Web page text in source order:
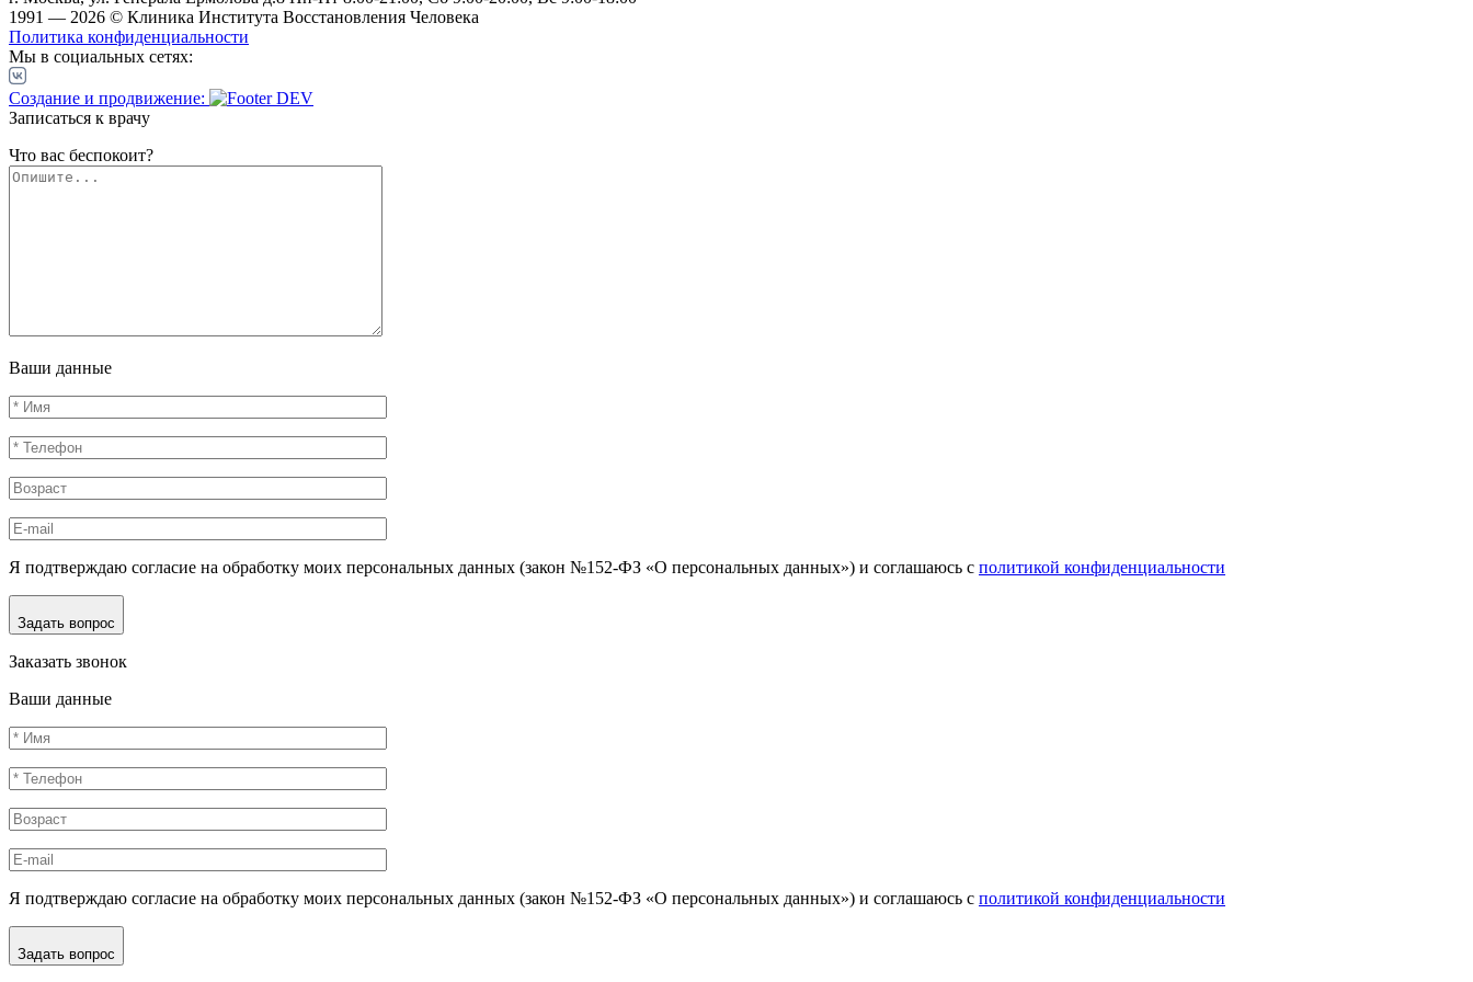
1991 — 2026 © Клиника Института Восстановления Человека
Политика конфиденциальности
Мы в социальных сетях:
Создание и продвижение:
Записаться к врачу
Что вас беспокоит?
Ваши данные
Я подтверждаю согласие на обработку моих персональных данных (закон №152-ФЗ «О персональных данных») и соглашаюсь с политикой конфиденциальности
Задать вопрос
Заказать звонок
Ваши данные
Я подтверждаю согласие на обработку моих персональных данных (закон №152-ФЗ «О персональных данных») и соглашаюсь с политикой конфиденциальности
Задать вопрос